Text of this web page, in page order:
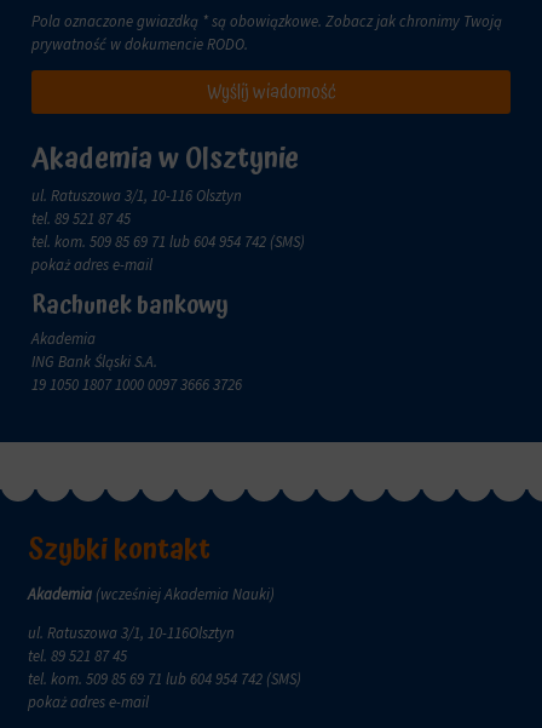
Pola oznaczone gwiazdką * są obowiązkowe. Zobacz jak chronimy Twoją
prywatność w dokumencie RODO.
Wyślij wiadomość
Akademia w Olsztynie
ul. Ratuszowa 3/1, 10-116 Olsztyn
tel. 89 521 87 45
tel. kom. 509 85 69 71 lub 604 954 742 (SMS)
pokaż adres e-mail
Rachunek bankowy
Akademia
ING Bank Śląski S.A.
19 1050 1807 1000 0097 3666 3726
Szybki kontakt
Akademia (wcześniej Akademia Nauki)
ul. Ratuszowa 3/1, 10-116Olsztyn
tel.89 521 87 45
tel. kom.509 85 69 71 lub 604 954 742 (SMS)
pokaż adres e-mail